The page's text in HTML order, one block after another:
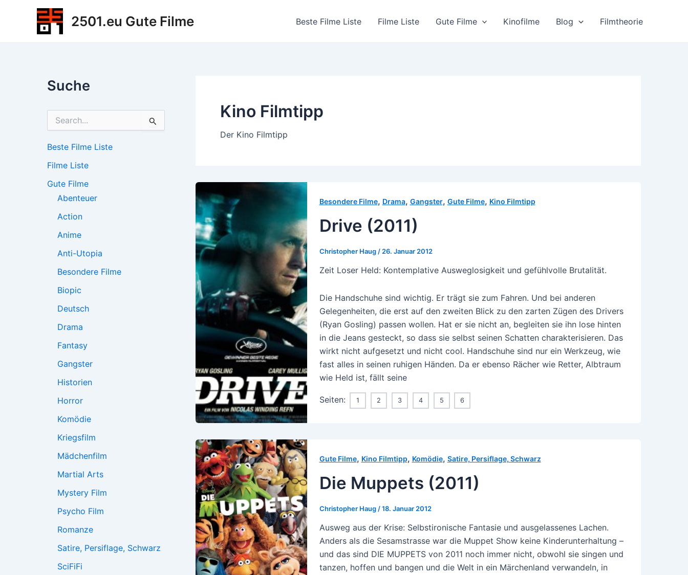
2501.eu Gute Filme Beste Filme Liste Filme Liste Gute Filme Kinofilme Blog Filmtheorie
Suche
h
n
a
Beste Filme Liste
Filme Liste
Gute Filme
Abenteuer
Action
Anime
Anti-Utopia
Besondere Filme
Biopic
Deutsch
Drama
Fantasy
Gangster
Historien
Horror
Komödie
Kriegsfilm
Mädchenfilm
Martial Arts
Mystery Film
Psycho Film
Romanze
Satire, Persiflage, Schwarz
SciFiFi
Kino Filmtipp
Der Kino Filmtipp
Besondere Filme, Drama, Gangster, Gute Filme, Kino Filmtipp
Drive (2011)
Christopher Haug / 26. Januar 2012
Zeit Loser Held: Kontemplative Ausweglosigkeit und gefühlvolle Brutalität.
Die Handschuhe sind wichtig. Er trägt sie zum Fahren. Und bei anderen
Gelegenheiten, die erst auf den zweiten Blick zu den zarten Zügen des Drivers
(Ryan Gosling) passen wollen. Hat er sie nicht an, begleiten sie ihn lose hinten
in die Jeans gesteckt, so dass sie selbst seinen Schatten charakterisieren. Das
wirkt nicht aufgesetzt und nicht cool. Handschuhe sind nur ein Werkzeug, wie
fast alles in seinen ruhigen Händen. Da er ebenso Rächer wie Retter, Albtraum
wie Held ist, fällt seine
Seiten: 1 2 3 4 5 6
Gute Filme, Kino Filmtipp, Komödie, Satire, Persiflage, Schwarz
Die Muppets (2011)
Christopher Haug /18. Januar 2012
Ausweg aus der Krise: Selbstironische Fantasie und ausgelassenes Lachen.
Anders als die Sesamstrasse war die Muppet Show keine Kinderunterhaltung –
und das sind DIE MUPPETS von 2011 noch immer nicht, obwohl sie singen und
tanzen, hoffen und bangen und die Welt in ein Märchenland verwandeln, in